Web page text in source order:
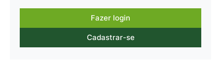
Fazer login
Cadastrar-se